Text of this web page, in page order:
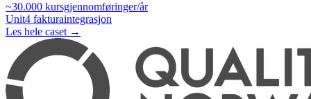
~30.000 kursgjennomføringer/år
Unit4 fakturaintegrasjon
Les hele caset →